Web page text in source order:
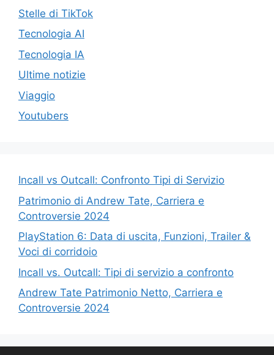
Stelle di TikTok
Tecnologia AI
Tecnologia IA
Ultime notizie
Viaggio
Youtubers
Incall vs Outcall: Confronto Tipi di Servizio
Patrimonio di Andrew Tate, Carriera e
Controversie 2024
PlayStation 6: Data di uscita, Funzioni, Trailer &
Voci di corridoio
Incall vs. Outcall: Tipi di servizio a confronto
Andrew Tate Patrimonio Netto, Carriera e
Controversie 2024